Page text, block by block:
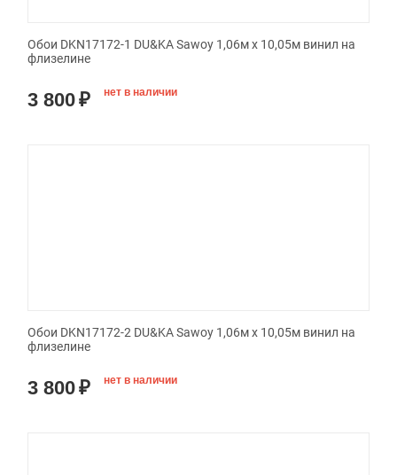
Обои DKN17172-1 DU&KA Sawoy 1,06м х 10,05м винил на
флизелине
3 800₽ нет в наличии
Обои DKN17172-2 DU&KA Sawoy 1,06м х 10,05м винил на
флизелине
3 800₽ нет в наличии